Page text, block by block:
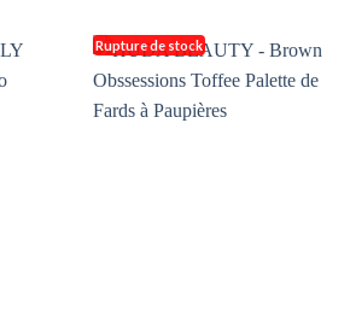
Rupture de stock